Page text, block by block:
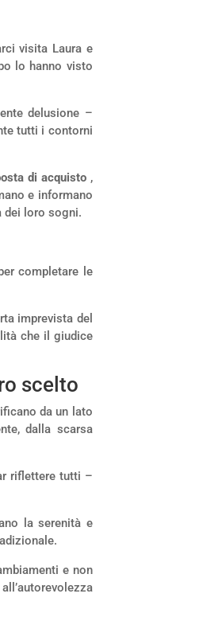
visita Laura e
lo hanno visto
delusione –
tutti i contorni
di acquisto ,
e informano
dei loro sogni.
completare le
imprevista del
che il giudice
scelto
da un lato
dalla scarsa
riflettere tutti –
la serenità e
e non